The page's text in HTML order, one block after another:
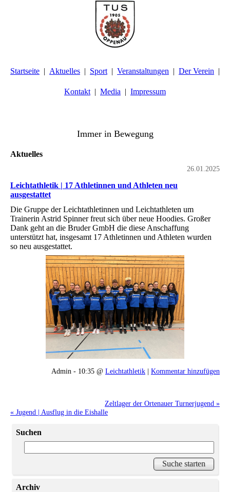
Startseite Aktuelles Sport Veranstaltungen Der Verein
Kontakt Media Impressum
Immer in Bewegung
Aktuelles
26.01.2025
Leichtathletik | 17 Athletinnen und Athleten neu
ausgestattet
Die Gruppe der Leichtathletinnen und Leichtathleten um
Trainerin Astrid Spinner freut sich über neue Hoodies. Großer
Dank geht an die Bruder GmbH die diese Anschaffung
unterstützt hat, insgesamt 17 Athletinnen und Athleten wurden
so neu ausgestattet.
Admin - 10:35 @ Leichtathletik | Kommentar hinzufügen
Zeltlager der Ortenauer Turnerjugend »
« Jugend | Ausflug in die Eishalle
Suchen
Archiv